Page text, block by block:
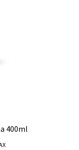
400ml